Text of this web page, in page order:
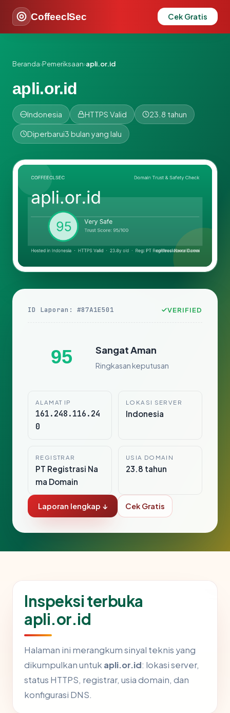
CoffeeclSec Cek Gratis
Beranda›Pemeriksaan›apli.or.id
apli.or.id
Indonesia HTTPS Valid 23.8 tahun
Diperbarui3 bulan yang lalu
ID Laporan: #87A1E501 VERIFIED
95 Sangat Aman
Ringkasan keputusan
ALAMAT IP
161.248.116.24
0
LOKASI SERVER
Indonesia
REGISTRAR
PT Registrasi Na
ma Domain
USIA DOMAIN
23.8 tahun
Laporan lengkap ↓ Cek Gratis
Inspeksi terbuka
apli.or.id
Halaman ini merangkum sinyal teknis yang
dikumpulkan untukapli.or.id: lokasi server,
status HTTPS, registrar, usia domain, dan
konfigurasi DNS.